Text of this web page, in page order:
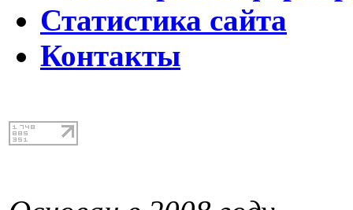
Статистика сайта
Контакты